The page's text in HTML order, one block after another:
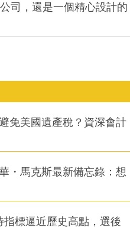
司，還是一個精心設計的
免美國遺產稅？資深會計
・馬克斯最新備忘錄：想
標逼近歷史高點，選後